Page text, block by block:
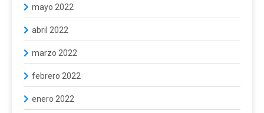
mayo 2022
abril 2022
marzo 2022
febrero 2022
enero 2022